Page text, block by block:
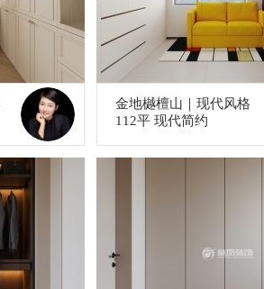
金地樾檀山｜现代风格
112平 现代简约